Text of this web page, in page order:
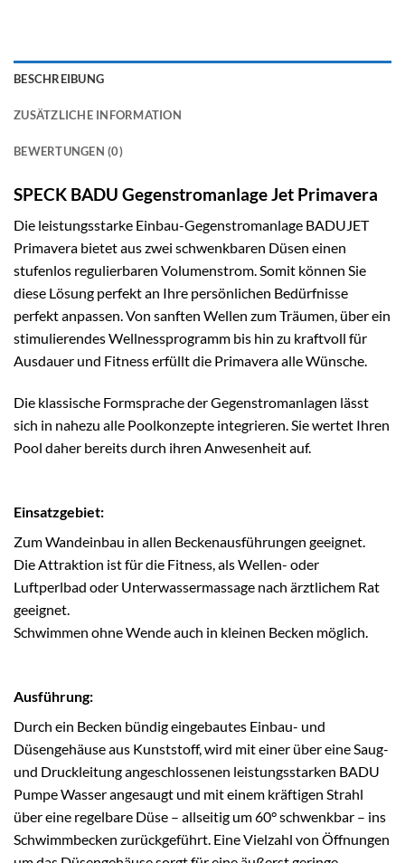
BESCHREIBUNG
ZUSÄTZLICHE INFORMATION
BEWERTUNGEN (0)
SPECK BADU Gegenstromanlage Jet Primavera
Die leistungsstarke Einbau-Gegenstromanlage BADUJET
Primavera bietet aus zwei schwenkbaren Düsen einen
stufenlos regulierbaren Volumenstrom. Somit können Sie
diese Lösung perfekt an Ihre persönlichen Bedürfnisse
perfekt anpassen. Von sanften Wellen zum Träumen, über ein
stimulierendes Wellnessprogramm bis hin zu kraftvoll für
Ausdauer und Fitness erfüllt die Primavera alle Wünsche.
Die klassische Formsprache der Gegenstromanlagen lässt
sich in nahezu alle Poolkonzepte integrieren. Sie wertet Ihren
Pool daher bereits durch ihren Anwesenheit auf.
Einsatzgebiet:
Zum Wandeinbau in allen Beckenausführungen geeignet.
Die Attraktion ist für die Fitness, als Wellen- oder
Luftperlbad oder Unterwassermassage nach ärztlichem Rat
geeignet.
Schwimmen ohne Wende auch in kleinen Becken möglich.
Ausführung:
Durch ein Becken bündig eingebautes Einbau- und
Düsengehäuse aus Kunststoff, wird mit einer über eine Saug-
und Druckleitung angeschlossenen leistungsstarken BADU
Pumpe Wasser angesaugt und mit einem kräftigen Strahl
über eine regelbare Düse – allseitig um 60° schwenkbar – ins
Schwimmbecken zurückgeführt. Eine Vielzahl von Öffnungen